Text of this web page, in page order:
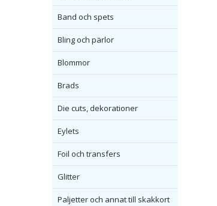
Band och spets
Bling och pärlor
Blommor
Brads
Die cuts, dekorationer
Eylets
Foil och transfers
Glitter
Paljetter och annat till skakkort